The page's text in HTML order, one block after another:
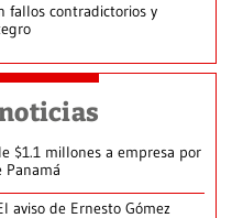
fallos contradictorios y
$1.1 millones a empresa por
Panamá
aviso de Ernesto Gómez